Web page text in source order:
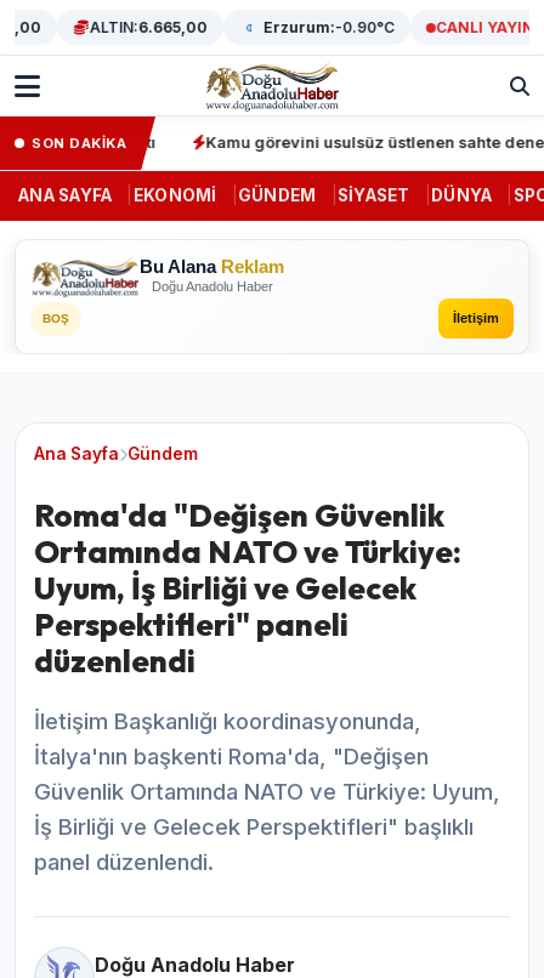
ALTIN:6.665,00 Erzurum:-0.90°C CANLI YAYIN
SON DAKİKA
64 gözaltı Kamu görevini usulsüz üstlenen sahte
ANA SAYFA EKONOMI GÜNDEM SIYASET DÜNYA
Bu Alana Reklam
Doğu Anadolu Haber
BOŞ İletişim
Ana Sayfa Gündem
Roma'da "Değişen Güvenlik
Ortamında NATO ve Türkiye:
Uyum, İş Birliği ve Gelecek
Perspektifleri" paneli
düzenlendi
İletişim Başkanlığı koordinasyonunda,
İtalya'nın başkenti Roma'da, "Değişen
Güvenlik Ortamında NATO ve Türkiye: Uyum,
İş Birliği ve Gelecek Perspektifleri" başlıklı
panel düzenlendi.
Doğu Anadolu Haber